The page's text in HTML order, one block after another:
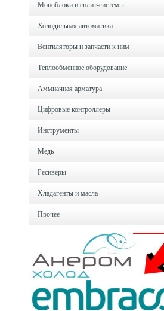
Моноблоки и cплит-системы
Холодильная автоматика
Вентиляторы и запчасти к ним
Теплообменное оборудование
Аммиачная арматура
Цифровые контроллеры
Инструменты
Медь
Ресиверы
Хладагенты и масла
Прочее